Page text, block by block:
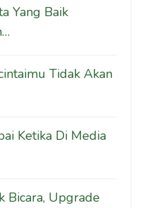
Yang Baik
Tidak Akan
Ketika Di Media
Bicara, Upgrade